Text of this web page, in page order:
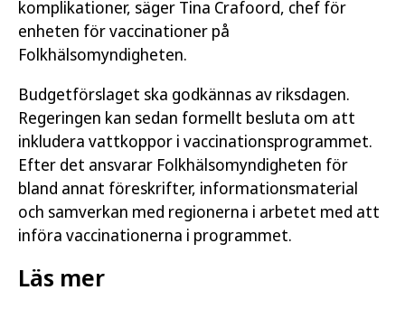
komplikationer, säger Tina Crafoord, chef för
enheten för vaccinationer på
Folkhälsomyndigheten.
Budgetförslaget ska godkännas av riksdagen.
Regeringen kan sedan formellt besluta om att
inkludera vattkoppor i vaccinationsprogrammet.
Efter det ansvarar Folkhälsomyndigheten för
bland annat föreskrifter, informationsmaterial
och samverkan med regionerna i arbetet med att
införa vaccinationerna i programmet.
Läs mer